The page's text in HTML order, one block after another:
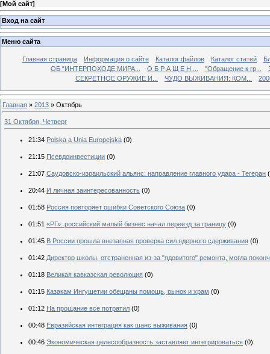
[Мой сайт]
Вход на сайт
Меню сайта
Главная страница Информация о сайте Каталог файлов Каталог статей
ОБ “ИНТЕРПОХОДЕ МИРА...
О Б Р А Щ Е Н ... "Обращение к гр...
СЕКРЕТНОЕ ОРУЖИЕ И...
ЧУДО ВЫЖИВАНИЯ: КОМ...
Главная » 2013 » Октябрь
31 Октября, Четверг
21:34 Polska a Unia Europejska (0)
21:15 Псевдоинвестиции (0)
21:07 Саудовско-израильский альянс: направление главного удара - Тегеран
20:44 И личная заинтересованность (0)
01:58 Россия повторяет ошибки Советского Союза (0)
01:51 «РГ»: российский малый бизнес начал переезд за границу (0)
01:45 В России прошла внезапная проверка сил ядерного сдерживания (0)
01:42 Директор школы, отстраненная из-за "ядовитого" ремонта, могла
01:18 Великая кавказская революция (0)
01:15 Казакам Ингушетии обещаны помощь, рынок и храм (0)
01:12 На прощание все потратил (0)
00:48 Евразийская интеграция как шанс выживания (0)
00:46 Экономическая целесообразность заставляет интегрироваться (0)